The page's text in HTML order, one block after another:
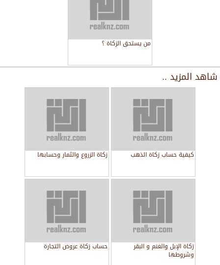
من يستحق الزكاة ؟
شاهد المزيد ..
كيفية حساب زكاة الذهب زكاة الزروع والثمار وحسابها
زكاة الإبل والغنم و البقر
وشروطها
حساب زكاة عروض التجارة